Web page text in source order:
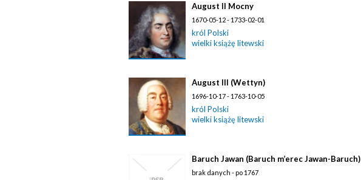
August II Mocny
1670-05-12 - 1733-02-01
król Polski
wielki książę litewski
August III (Wettyn)
1696-10-17 - 1763-10-05
król Polski
wielki książę litewski
Baruch Jawan (Baruch m’erec Jawan-Baruch)
brak danych - po 1767